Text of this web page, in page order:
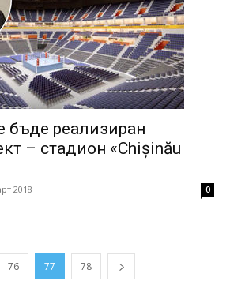
реализиран
– стадион «Chișinău
2018 0
76 77 78